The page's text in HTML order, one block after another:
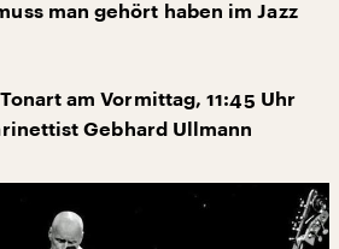
man gehört haben im Jazz
am Vormittag, 11:45 Uhr
Gebhard Ullmann